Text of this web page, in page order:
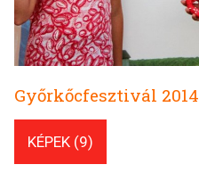
Győrkőcfesztivál 2014
KÉPEK (9)